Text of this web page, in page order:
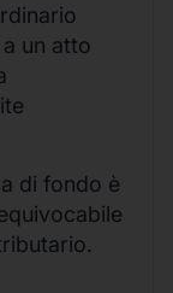
un atto
di fondo è